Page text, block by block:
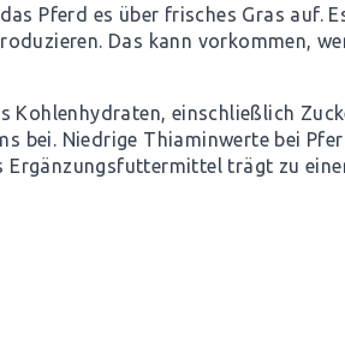
Pferd es über frisches Gras auf.
Das kann vorkommen,
einschließlich
bei. Niedrige Thiaminwerte bei
Ergänzungsfuttermittel trägt zu